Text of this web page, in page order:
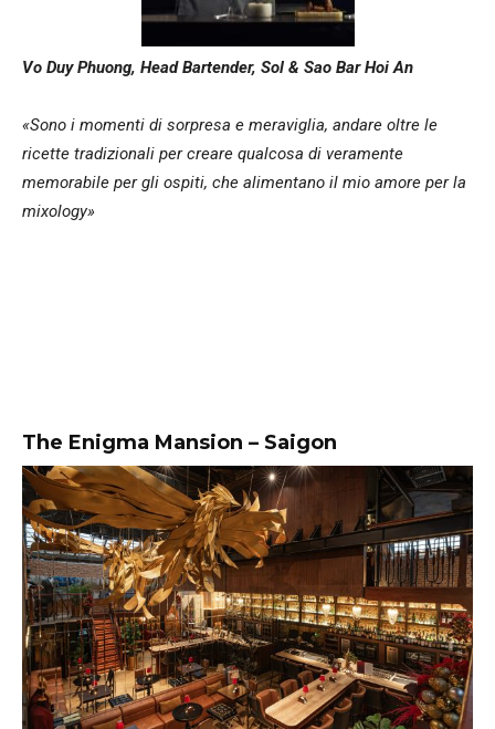
Vo Duy Phuong, Head Bartender, Sol & Sao Bar Hoi An
«Sono i momenti di sorpresa e meraviglia, andare oltre le
ricette tradizionali per creare qualcosa di veramente
memorabile per gli ospiti, che alimentano il mio amore per la
mixology»
The Enigma Mansion – Saigon